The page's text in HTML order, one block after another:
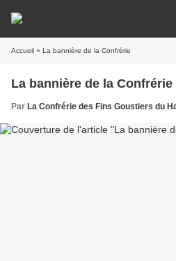
Accueil » La bannière de la Confrérie
La bannière de la Confrérie
Par La Confrérie des Fins Goustiers du